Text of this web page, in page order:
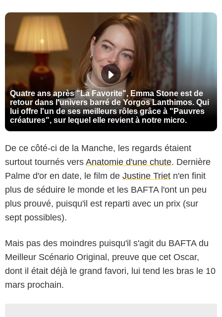
Quatre ans après "La Favorite", Emma Stone est de
retour dans l'univers barré de Yorgos Lanthimos. Qui
lui offre l'un de ses meilleurs rôles grâce à "Pauvres
créatures", sur lequel elle revient à notre micro.
De ce côté-ci de la Manche, les regards étaient
surtout tournés vers Anatomie d'une chute. Dernière
Palme d'or en date, le film de Justine Triet n'en finit
plus de séduire le monde et les BAFTA l'ont un peu
plus prouvé, puisqu'il est reparti avec un prix (sur
sept possibles).
Mais pas des moindres puisqu'il s'agit du BAFTA du
Meilleur Scénario Original, preuve que cet Oscar,
dont il était déjà le grand favori, lui tend les bras le 10
mars prochain.